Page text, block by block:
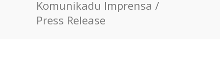
Komunikadu Imprensa /
Press Release